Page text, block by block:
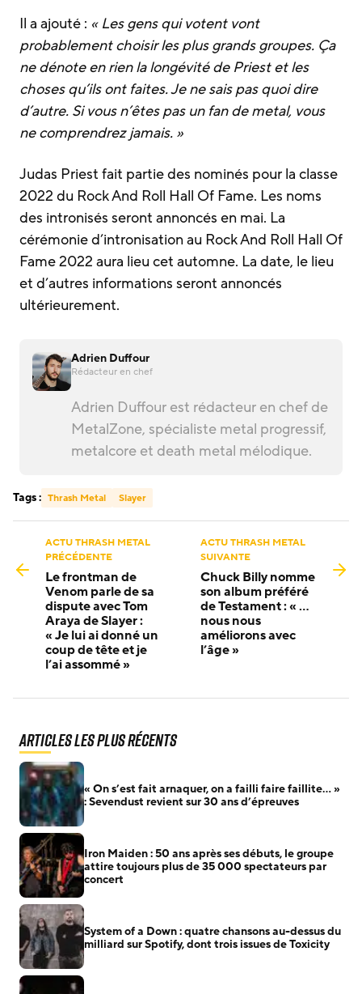
Il a ajouté : « Les gens qui votent vont
probablement choisir les plus grands groupes. Ça
ne dénote en rien la longévité de Priest et les
choses qu’ils ont faites. Je ne sais pas quoi dire
d’autre. Si vous n’êtes pas un fan de metal, vous
ne comprendrez jamais. »
Judas Priest fait partie des nominés pour la classe
2022 du Rock And Roll Hall Of Fame. Les noms
des intronisés seront annoncés en mai. La
cérémonie d’intronisation au Rock And Roll Hall Of
Fame 2022 aura lieu cet automne. La date, le lieu
et d’autres informations seront annoncés
ultérieurement.
Adrien Duffour
Rédacteur en chef
Adrien Duffour est rédacteur en chef de
MetalZone, spécialiste metal progressif,
metalcore et death metal mélodique.
Tags : Thrash Metal Slayer
ACTU THRASH METAL
PRÉCÉDENTE
Le frontman de
Venom parle de sa
dispute avec Tom
Araya de Slayer :
« Je lui ai donné un
coup de tête et je
l’ai assommé »
ACTU THRASH METAL
SUIVANTE
Chuck Billy nomme
son album préféré
de Testament : « …
nous nous
améliorons avec
l’âge »
Articles les plus récents
« On s’est fait arnaquer, on a failli faire faillite… »
: Sevendust revient sur 30 ans d’épreuves
Iron Maiden : 50 ans après ses débuts, le groupe
attire toujours plus de 35 000 spectateurs par
concert
System of a Down : quatre chansons au-dessus du
milliard sur Spotify, dont trois issues de Toxicity